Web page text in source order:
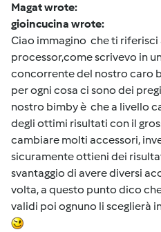
Magat wrote:
gioincucina wrote:
Ciao immagino che ti
processor,come scrivevo in
concorrente del nostro caro
per ogni cosa ci sono dei
nostro bimby è che a livello
degli ottimi risultati con il
cambiare molti accessori,
sicuramente ottieni dei
svantaggio di avere diversi
volta, a questo punto dico
validi poi ognuno li sceglierà